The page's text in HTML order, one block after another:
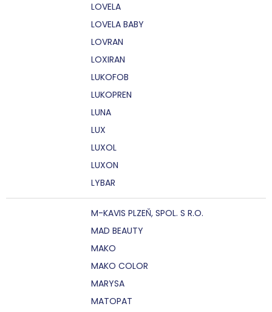
LOVELA
LOVELA BABY
LOVRAN
LOXIRAN
LUKOFOB
LUKOPREN
LUNA
LUX
LUXOL
LUXON
LYBAR
M-KAVIS PLZEŇ, SPOL. S R.O.
MAD BEAUTY
MAKO
MAKO COLOR
MARYSA
MATOPAT